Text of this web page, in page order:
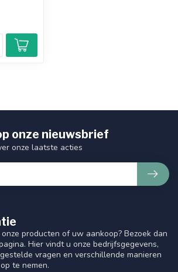
producten of uw aankoop? Bezoek dan
Hier vindt u onze bedrijfsgegevens,
vragen en verschillende manieren
te nemen.
onze nieuwsbrief
onze laatste acties